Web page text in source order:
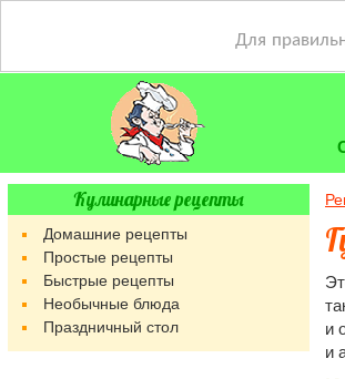
Для
и
и
Кулинарные рецепты
Домашние рецепты
Простые рецепты
Быстрые рецепты
Необычные блюда
Праздничный стол